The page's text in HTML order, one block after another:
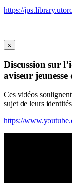
https://
x
Discussion sur
aviseur jeunesse
Ces vidéos
sujet de leurs
https://